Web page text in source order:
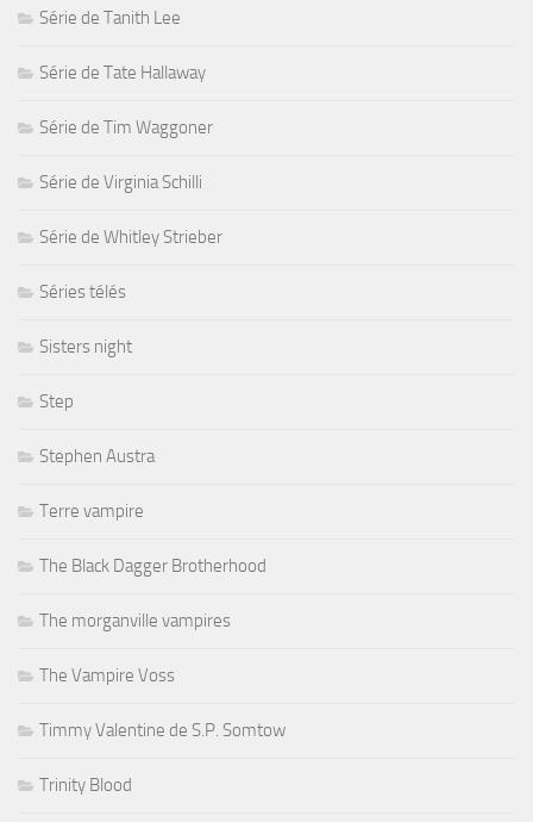
Série de Tanith Lee
Série de Tate Hallaway
Série de Tim Waggoner
Série de Virginia Schilli
Série de Whitley Strieber
Séries télés
Sisters night
Step
Stephen Austra
Terre vampire
The Black Dagger Brotherhood
The morganville vampires
The Vampire Voss
Timmy Valentine de S.P. Somtow
Trinity Blood